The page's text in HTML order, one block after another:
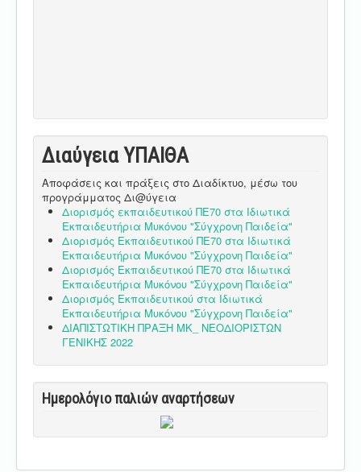
Διαύγεια ΥΠΑΙΘA
Αποφάσεις και πράξεις στο Διαδίκτυο, μέσω του
προγράμματος Δι@ύγεια
Διορισμός εκπαιδευτικού ΠΕ70 στα Ιδιωτικά
Εκπαιδευτήρια Μυκόνου "Σύγχρονη Παιδεία"
Διορισμός Εκπαιδευτικού ΠΕ70 στα Ιδιωτικά
Εκπαιδευτήρια Μυκόνου "Σύγχρονη Παιδεία"
Διορισμός Εκπαιδευτικού ΠΕ70 στα Ιδιωτικά
Εκπαιδευτήρια Μυκόνου "Σύγχρονη Παιδεία"
Διορισμός Εκπαιδευτικού στα Ιδιωτικά
Εκπαιδευτήρια Μυκόνου "Σύγχρονη Παιδεία"
ΔΙΑΠΙΣΤΩΤΙΚΗ ΠΡΑΞΗ ΜΚ_ ΝΕΟΔΙΟΡΙΣΤΩΝ
ΓΕΝΙΚΗΣ 2022
Ημερολόγιο παλιών αναρτήσεων